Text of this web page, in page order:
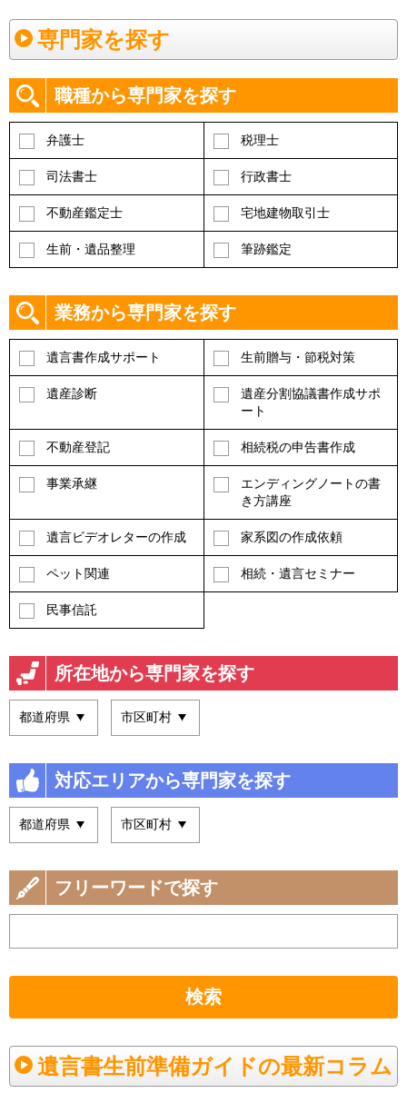
専門家を探す
職種から専門家を探す
弁護士 税理士
司法書士 行政書士
不動産鑑定士 宅地建物取引士
生前・遺品整理 筆跡鑑定
業務から専門家を探す
遺言書作成サポート 生前贈与・節税対策
遺産診断
遺産分割協議書作成サポ
ート
不動産登記 相続税の申告書作成
事業承継
エンディングノートの書
き方講座
遺言ビデオレターの作成 家系図の作成依頼
ペット関連 相続・遺言セミナー
民事信託
所在地から専門家を探す
対応エリアから専門家を探す
フリーワードで探す
検索
遺言書生前準備ガイドの最新コラム